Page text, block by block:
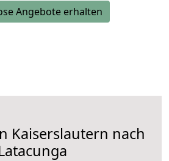
Angebote erhalten
Kaiserslautern nach